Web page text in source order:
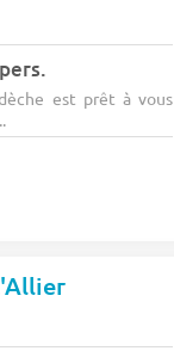
est prêt à vous